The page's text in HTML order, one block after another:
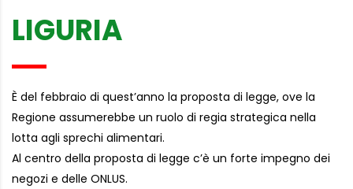
LIGURIA
È del febbraio di quest’anno la proposta di legge, ove la
Regione assumerebbe un ruolo di regia strategica nella
lotta agli sprechi alimentari.
Al centro della proposta di legge c’è un forte impegno dei
negozi e delle ONLUS.